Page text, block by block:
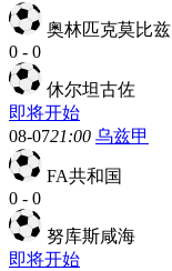
奥林匹克莫比兹
0 - 0
休尔坦古佐
即将开始
08-0721:00 乌兹甲
FA共和国
0 - 0
努库斯咸海
即将开始